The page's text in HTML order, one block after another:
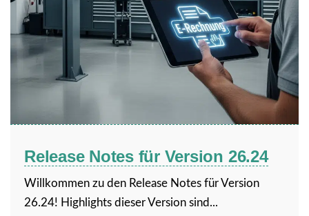
Release Notes für Version 26.24
Willkommen zu den Release Notes für Version
26.24! Highlights dieser Version sind...